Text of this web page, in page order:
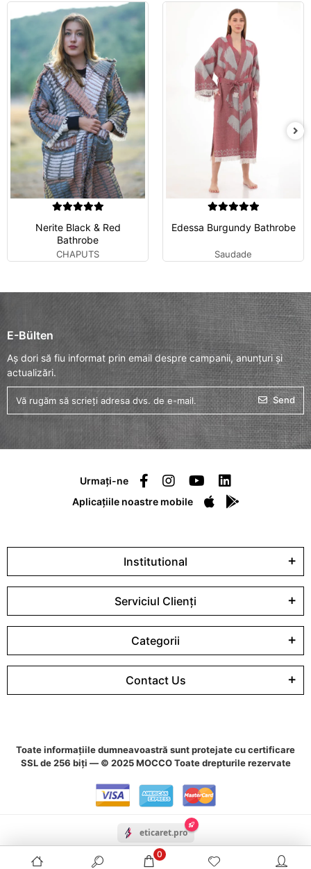
Nerite Black & Red
Bathrobe
CHAPUTS
Edessa Burgundy Bathrobe
Saudade
E-Bülten
Aș dori să fiu informat prin email despre campanii, anunțuri și
actualizări.
Send
Urmați-ne
Aplicațiile noastre mobile
Institutional
Serviciul Clienți
Categorii
Contact Us
Toate informațiile dumneavoastră sunt protejate cu certificare
SSL de 256 biți — © 2025 MOCCO Toate drepturile rezervate
0
eticaret.pro